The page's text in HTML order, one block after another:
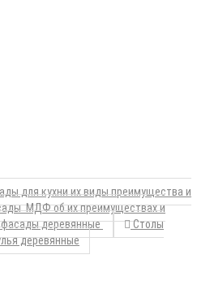
для кухни их виды преимущества и
МДФ об их преимуществах и
деревянные
Столы
деревянные